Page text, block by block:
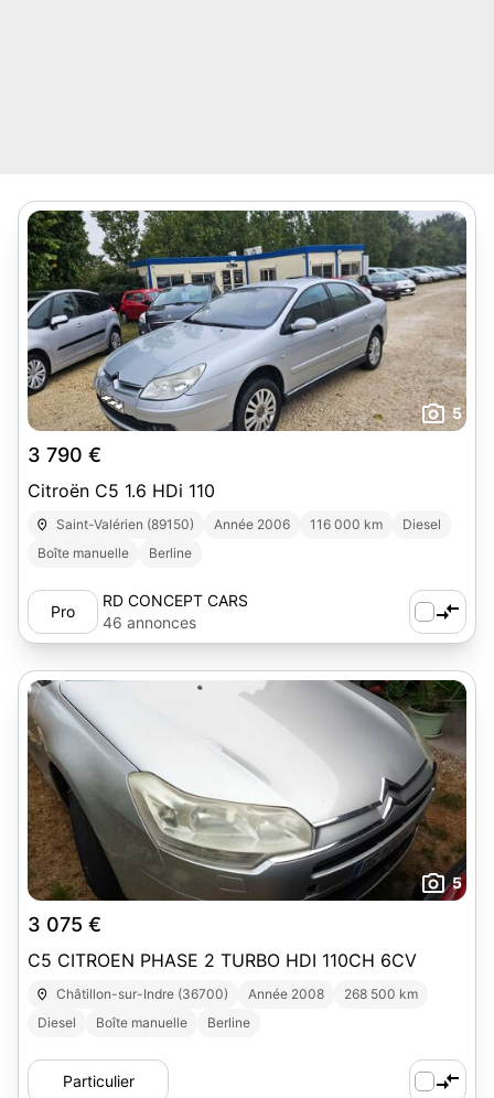
5
3 790 €
Citroën C5 1.6 HDi 110
Saint-Valérien (89150) Année 2006 116 000 km
Diesel
Boîte manuelle
Berline
Pro
RD CONCEPT CARS
46 annonces
5
3 075 €
C5 CITROEN PHASE 2 TURBO HDI 110CH 6CV
Châtillon-sur-Indre (36700) Année 2008
268 500 km
Diesel
Boîte manuelle Berline
Particulier